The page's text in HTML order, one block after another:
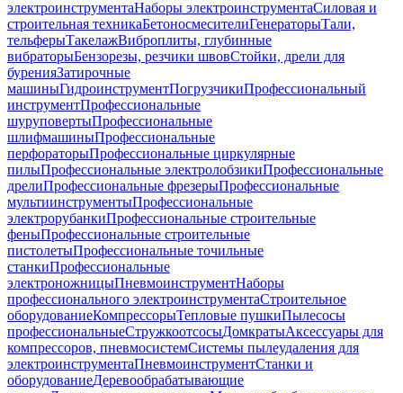
электроинструментаНаборы электроинструментаСиловая и
строительная техникаБетоносмесителиГенераторыТали,
тельферыТакелажВиброплиты, глубинные
вибраторыБензорезы, резчики швовСтойки, дрели для
буренияЗатирочные
машиныГидроинструментПогрузчикиПрофессиональный
инструментПрофессиональные
шуруповертыПрофессиональные
шлифмашиныПрофессиональные
перфораторыПрофессиональные циркулярные
пилыПрофессиональные электролобзикиПрофессиональные
дрелиПрофессиональные фрезерыПрофессиональные
мультиинструментыПрофессиональные
электрорубанкиПрофессиональные строительные
феныПрофессиональные строительные
пистолетыПрофессиональные точильные
станкиПрофессиональные
электроножницыПневмоинструментНаборы
профессионального электроинструментаСтроительное
оборудованиеКомпрессорыТепловые пушкиПылесосы
профессиональныеСтружкоотсосыДомкратыАксессуары для
компрессоров, пневмосистемСистемы пылеудаления для
электроинструментаПневмоинструментСтанки и
оборудованиеДеревообрабатывающие